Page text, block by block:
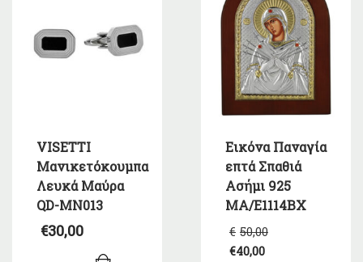
VISETTI
Μανικετόκουμπα
Λευκά Μαύρα
QD-MN013
€30,00
Εικόνα Παναγία
επτά Σπαθιά
Ασήμι 925
MA/E1114BX
€ 50,00
€40,00